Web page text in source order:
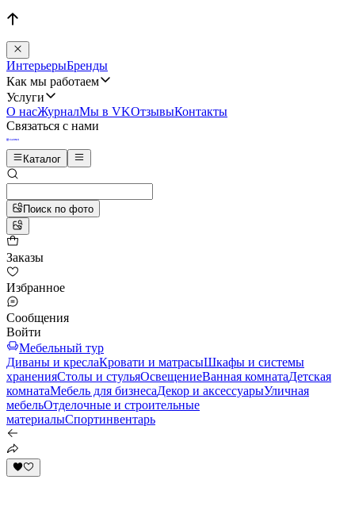
ИнтерьерыБренды
Как мы работаем
Услуги
О насЖурналМы в VKОтзывыКонтакты
Связаться с нами
Каталог
Поиск по фото
Заказы
Избранное
Сообщения
Войти
Мебельный тур
Диваны и креслаКровати и матрасыШкафы и системы
храненияСтолы и стульяОсвещениеВанная комнатаДетская
комнатаМебель для бизнесаДекор и аксессуарыУличная
мебельОтделочные и строительные
материалыСпортинвентарь